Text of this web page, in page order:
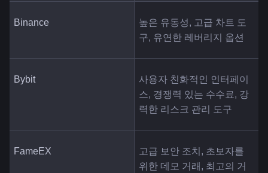
Binance
높은 유동성, 고급 차트 도
구, 유연한 레버리지 옵션
Bybit
사용자 친화적인 인터페이
스, 경쟁력 있는 수수료, 강
력한 리스크 관리 도구
FameEX
고급 보안 조치, 초보자를
위한 데모 거래, 최고의 거